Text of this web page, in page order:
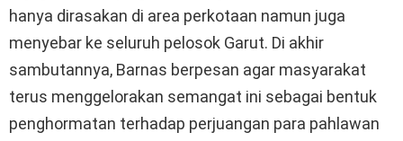
hanya dirasakan di area perkotaan namun juga
menyebar ke seluruh pelosok Garut. Di akhir
sambutannya, Barnas berpesan agar masyarakat
terus menggelorakan semangat ini sebagai bentuk
penghormatan terhadap perjuangan para pahlawan